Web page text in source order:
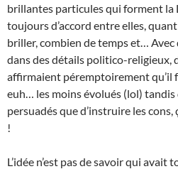
brillantes particules qui forment la
toujours d’accord entre elles,
briller, combien de temps et…
dans des détails politico-religieux,
affirmaient péremptoirement qu’il
euh… les moins évolués (lol)
persuadés que d’instruire les
!
L’idée n’est pas de savoir qui